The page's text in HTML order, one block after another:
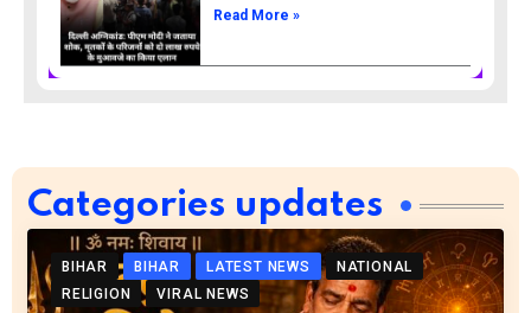
Read More »
Categories updates
BIHAR BIHAR LATEST NEWS
NATIONAL
RELIGION
VIRAL NEWS